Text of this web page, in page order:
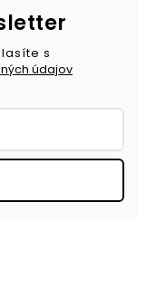
s
údajov